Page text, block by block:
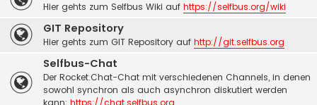
Hier gehts zum Selfbus Wiki auf https://selfbus.org/wiki
GIT Repository
Hier gehts zum GIT Repository auf http://git.selfbus.org
Selfbus-Chat
Der Rocket.Chat-Chat mit verschiedenen Channels, in denen
sowohl synchron als auch asynchron diskutiert werden
kann: https://chat.selfbus.org